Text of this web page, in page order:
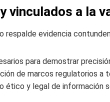
vinculados a la
respalde evidencia
para demostrar
de marcos regulatorios a
ético y legal de información